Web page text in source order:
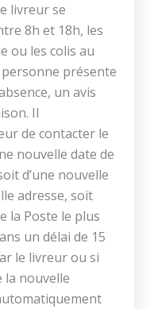
livreur se
8h et 18h, les
ou les colis au
présente
un avis
Il
de contacter le
nouvelle date de
d’une nouvelle
adresse, soit
la Poste le plus
un délai de 15
le livreur ou si
la nouvelle